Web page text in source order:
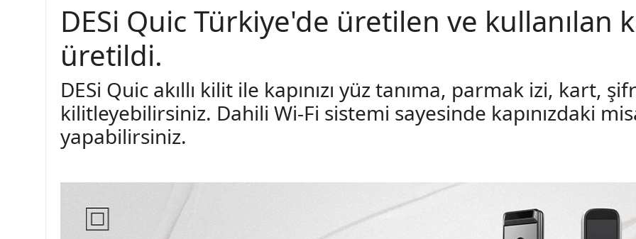
DESi Quic Türkiye'de üretilen ve kullanılan
üretildi.
DESi Quic akıllı kilit ile kapınızı yüz tanıma, parmak izi, kart,
kilitleyebilirsiniz. Dahili Wi-Fi sistemi sayesinde kapınızdaki
yapabilirsiniz.